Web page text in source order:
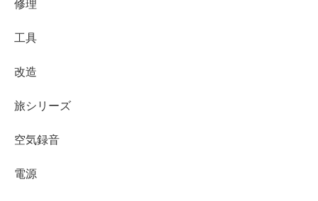
修理
工具
改造
旅シリーズ
空気録音
電源